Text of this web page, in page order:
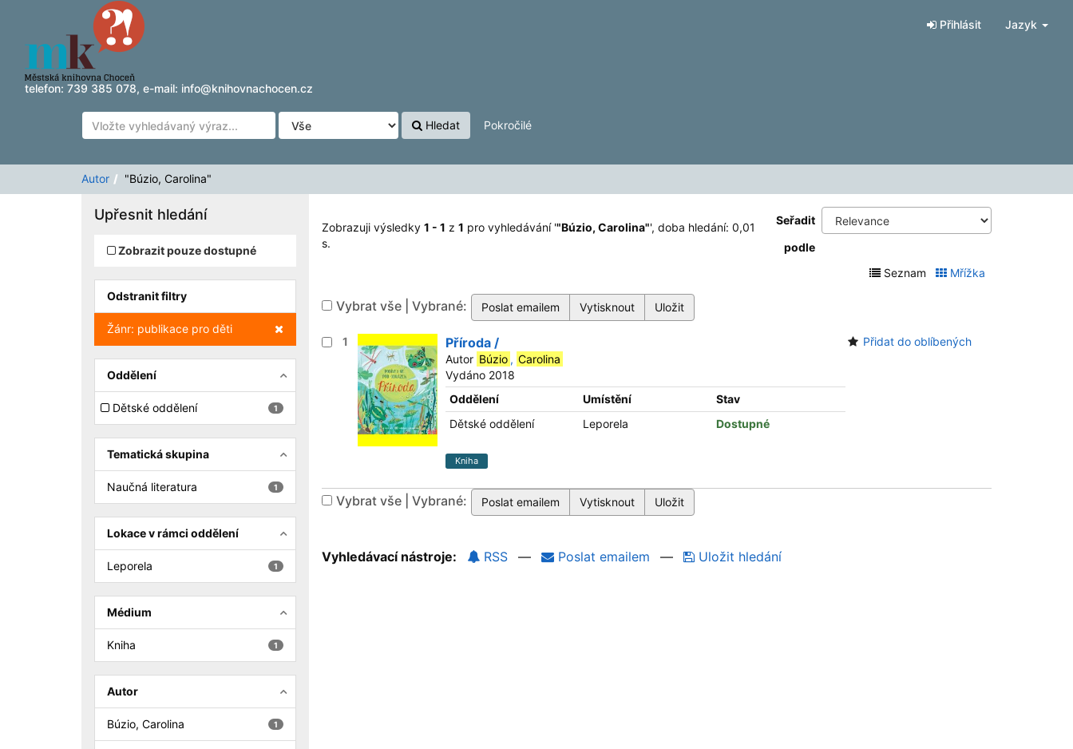
Zobrazuji výsledky1 - 1z1
Přeskočit na obsah
telefon: 739 385 078, e-mail: info@knihovnachocen.cz
Přihlásit Jazyk
Hledat Pokročilé
Autor "Búzio, Carolina"
Zobrazuji výsledky 1 - 1 z 1 pro vyhledávání '"Búzio, Carolina"', doba hledání: 0,01
s.
Seřadit
podle
Seznam
Mřížka
Vybrat vše | Vybrané:
1 Příroda /
Autor Búzio , Carolina
Vydáno 2018
Oddělení
Umístění
Stav
Dětské oddělení
Leporela Dostupné
Kniha
Přidat do oblíbených
Vybrat vše | Vybrané:
Vyhledávací nástroje: RSS — Poslat emailem — Uložit hledání
Upřesnit hledání
Zobrazit pouze dostupné
Odstranit filtry
Zrušit filtr
Žánr: publikace pro děti
Oddělení
1
Dětské oddělení
Tematická skupina
1
Naučná literatura
Lokace v rámci oddělení
1
Leporela
Médium
1
Kniha
Autor
1
Búzio, Carolina